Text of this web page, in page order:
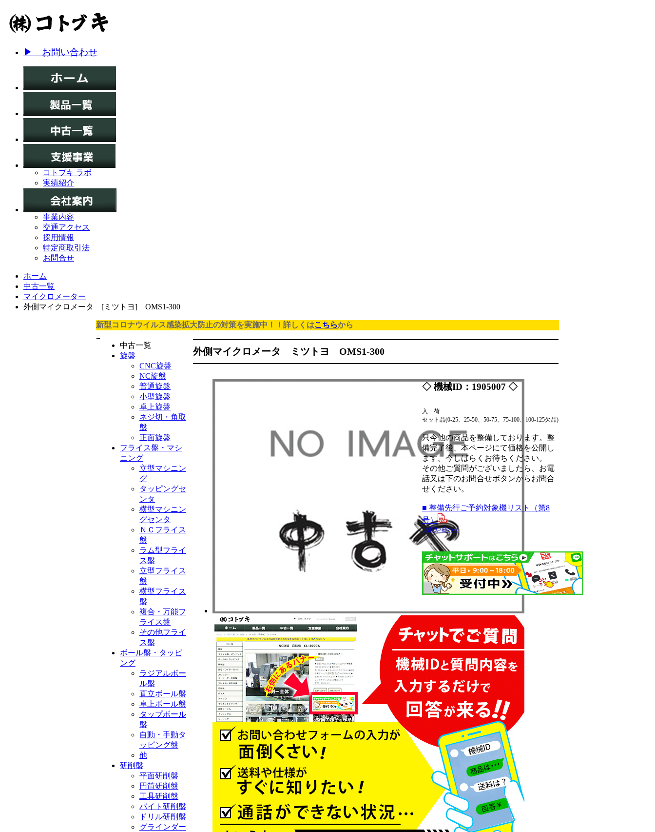
▶ お問い合わせ
コトブキ ラボ
実績紹介
事業内容
交通アクセス
採用情報
特定商取引法
お問合せ
ホーム
中古一覧
マイクロメーター
外側マイクロメータ [ミツトヨ] OMS1-300
新型コロナウイルス感染拡大防止の対策を実施中！！詳しくはこちらから
≡
中古一覧
旋盤
CNC旋盤
NC旋盤
普通旋盤
小型旋盤
卓上旋盤
ネジ切・角取
盤
正面旋盤
フライス盤・マシ
ニング
立型マシニン
グ
タッピングセ
ンタ
横型マシニン
グセンタ
ＮＣフライス
盤
ラム型フライ
ス盤
立型フライス
盤
横型フライス
盤
複合・万能フ
ライス盤
その他フライ
ス盤
ボール盤・タッピ
ング
ラジアルボー
ル盤
直立ボール盤
卓上ボール盤
タップボール
盤
自動・手動タ
ッピング盤
他
研削盤
平面研削盤
円筒研削盤
工具研削盤
バイト研削盤
ドリル研削盤
グラインダー
外側マイクロメータ ミツトヨ OMS1-300
◇ 機械ID：1905007 ◇
入 荷
セット品(0-25、25-50、50-75、75-100、100-125欠品)
只今他の商品を整備しております。整
備完了後、本ページにて価格を公開し
ます。今しばらくお待ちください。
その他ご質問がございましたら、お電
話又は下のお問合せボタンからお問合
せください。
■ 整備先行ご予約対象機リスト（第8
号）
お問い合わせ